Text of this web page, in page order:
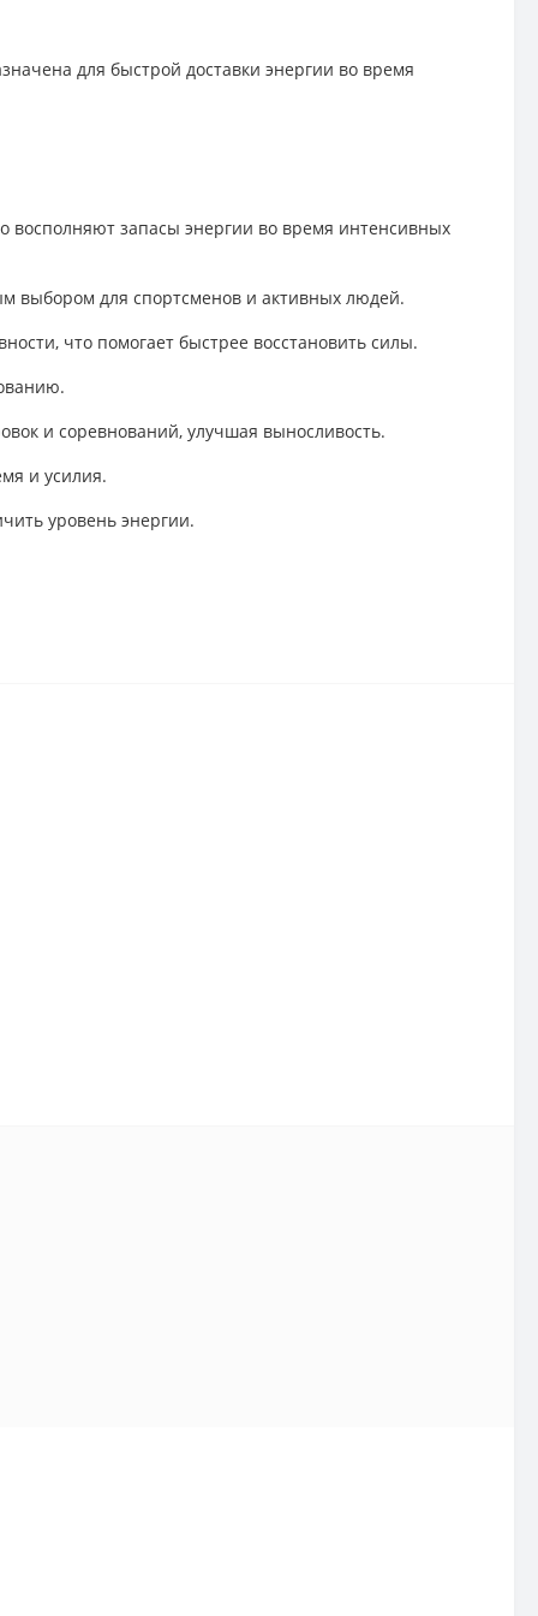
для быстрой доставки энергии во время
восполняют запасы энергии во время интенсивных
выбором для спортсменов и активных людей.
что помогает быстрее восстановить силы.
и соревнований, улучшая выносливость.
и усилия.
уровень энергии.